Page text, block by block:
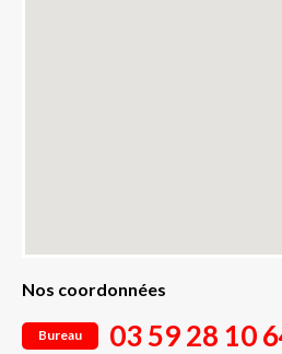
Nos coordonnées
Bureau 03 59 28 10